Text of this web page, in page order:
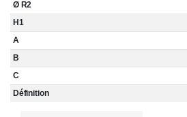
Ø R2
H1
A
B
C
Définition